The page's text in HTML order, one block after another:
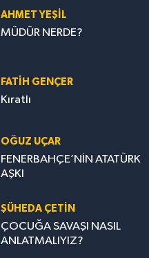
AHMET YEŞİL
MÜDÜR NERDE?
FATIH GENÇER
Kıratlı
OĞUZ UÇAR
FENERBAHÇE’NİN ATATÜRK
AŞKI
ŞÜHEDA ÇETİN
ÇOCUĞA SAVAŞI NASIL
ANLATMALIYIZ?